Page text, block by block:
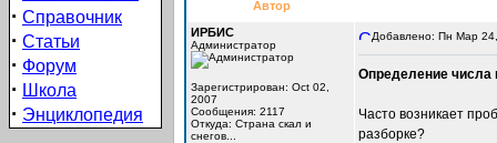
· Справочник
· Статьи
· Форум
· Школа
· Энциклопедия
Автор
ИРБИС
Администратор
Зарегистрирован: Oct 02,
2007
Сообщения: 2117
Откуда: Cтрана скал и
снегов...
Добавлено: Пн Мар
Определение числа
Часто возникает
разборке?